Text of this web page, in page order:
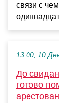
связи с
13:00, 10
До
готово